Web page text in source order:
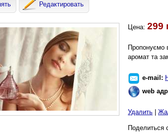
Редактировать
Цена: 299
Пропонуємо
аромат та
e-mail:
web
Удалить
Поделиться